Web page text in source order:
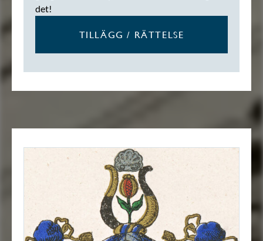
det!
TILLÄGG / RÄTTELSE